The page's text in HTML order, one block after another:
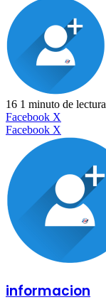
16 1 minuto de lectura
Facebook X
Facebook X
por
electrónico
informacion